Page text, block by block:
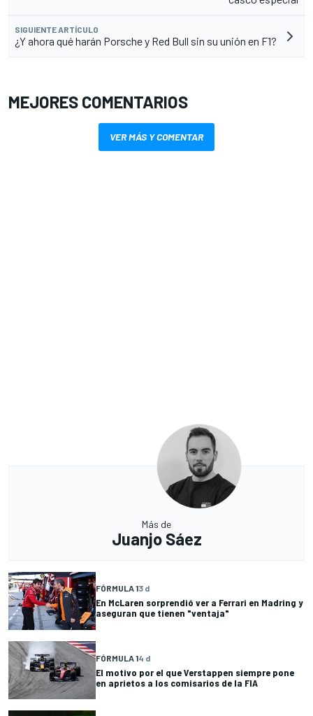
SIGUIENTE ARTÍCULO
¿Y ahora qué harán Porsche y Red Bull sin su unión en F1?
MEJORES COMENTARIOS
VER MÁS Y COMENTAR
Más de
Juanjo Sáez
FÓRMULA 13 d
En McLaren sorprendió ver a Ferrari en Madring y
aseguran que tienen "ventaja"
FÓRMULA 14 d
El motivo por el que Verstappen siempre pone
en aprietos a los comisarios de la FIA